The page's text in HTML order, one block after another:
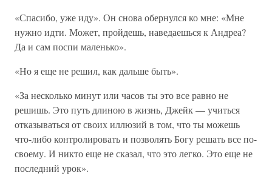
«Спасибо, уже иду». Он снова обернулся ко мне: «Мне
нужно идти. Может, пройдешь, наведаешься к Андреа?
Да и сам поспи маленько».
«Но я еще не решил, как дальше быть».
«За несколько минут или часов ты это все равно не
решишь. Это путь длиною в жизнь, Джейк — учиться
отказываться от своих иллюзий в том, что ты можешь
что-либо контролировать и позволять Богу решать все по-
своему. И никто еще не сказал, что это легко. Это еще не
последний урок».